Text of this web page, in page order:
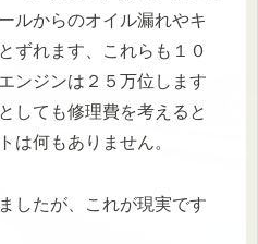
ルからのオイル漏れやキ
ずれます、これらも１０
ンジンは２５万位します
しても修理費を考えると
は何もありません。
したが、これが現実です